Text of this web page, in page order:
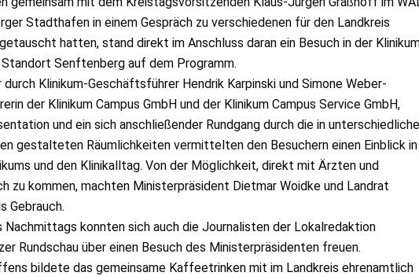
Stadthafen in einem Gespräch zu verschiedenen für den Landkreis
hatten, stand direkt im Anschluss daran ein Besuch in der
Senftenberg auf dem Programm.
Klinikum-Geschäftsführer Hendrik Karpinski und Simone Weber-
der Klinikum Campus GmbH und der Klinikum Campus Service GmbH,
und ein sich anschließender Rundgang durch die in
gestalteten Räumlichkeiten vermittelten den Besuchern einen Einblick in
und den Klinikalltag. Von der Möglichkeit, direkt mit Ärzten und
zu kommen, machten Ministerpräsident Dietmar Woidke und Landrat
Gebrauch.
konnten sich auch die Journalisten der Lokalredaktion
Rundschau über einen Besuch des Ministerpräsidenten freuen.
bildete das gemeinsame Kaffeetrinken mit im Landkreis ehrenamtlich